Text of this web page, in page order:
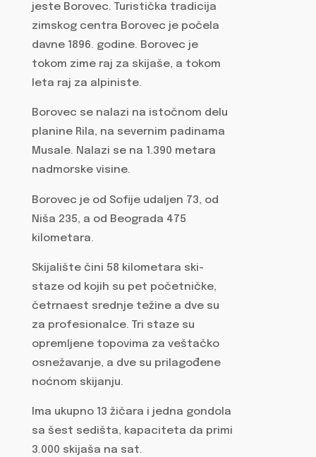
jeste Borovec. Turistička tradicija
zimskog centra Borovec je počela
davne 1896. godine. Borovec je
tokom zime raj za skijaše, a tokom
leta raj za alpiniste.
Borovec se nalazi na istočnom delu
planine Rila, na severnim padinama
Musale. Nalazi se na 1.390 metara
nadmorske visine.
Borovec je od Sofije udaljen 73, od
Niša 235, a od Beograda 475
kilometara.
Skijalište čini 58 kilometara ski-
staze od kojih su pet početničke,
četrnaest srednje težine a dve su
za profesionalce. Tri staze su
opremljene topovima za veštačko
osnežavanje, a dve su prilagođene
noćnom skijanju.
Ima ukupno 13 žičara i jedna gondola
sa šest sedišta, kapaciteta da primi
3.000 skijaša na sat.